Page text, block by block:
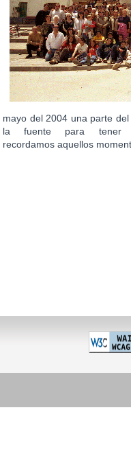
mayo del 2004 una parte
la fuente para tener
recordamos aquellos